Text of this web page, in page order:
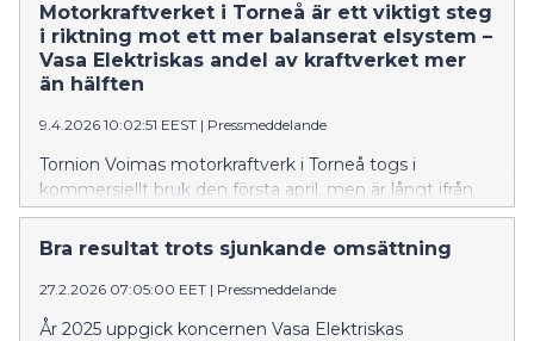
Motorkraftverket i Torneå är ett viktigt steg
i riktning mot ett mer balanserat elsystem –
Vasa Elektriskas andel av kraftverket mer
än hälften
9.4.2026 10:02:51 EEST | Pressmeddelande
Tornion Voimas motorkraftverk i Torneå togs i
kommersiellt bruk den första april, men är långt ifrån
ett aprilskämt. Enligt Vasa Elektriska utgör det ett
viktigt steg i arbetet för att balansera en mycket
volatil elmarknad. Bolaget har också haft en stor roll i
möjliggörandet av kraftverket.
Bra resultat trots sjunkande omsättning
27.2.2026 07:05:00 EET | Pressmeddelande
År 2025 uppgick koncernen Vasa Elektriskas